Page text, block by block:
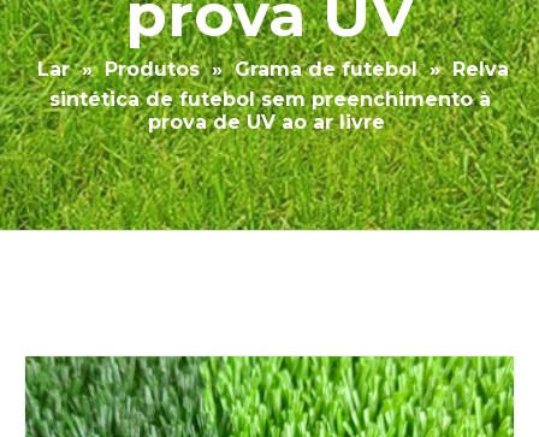
prova UV
Lar » Produtos » Grama de futebol » Relva
sintética de futebol sem preenchimento à
prova de UV ao ar livre